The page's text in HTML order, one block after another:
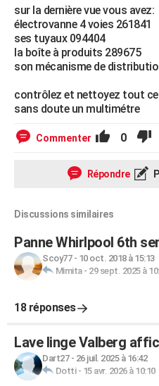
sur la dernière vue vous avez:
électrovanne 4 voies 261841
ses tuyaux 094404
la boîte à produits 289675
son mécanisme de
contrôlez et nettoyez tout
sans doute un multimétre
Commenter 0
Répondre
Discussions similaires
Panne Whirlpool 6th
Scoy77- 10 oct. 2018 à 15:13
Mimita- 29 sept. 2025 à
18 réponses
Lave linge Valberg
Dart27- 26 juil. 2025 à 16:42
Dotti- 15 avr. 2026 à 10:10